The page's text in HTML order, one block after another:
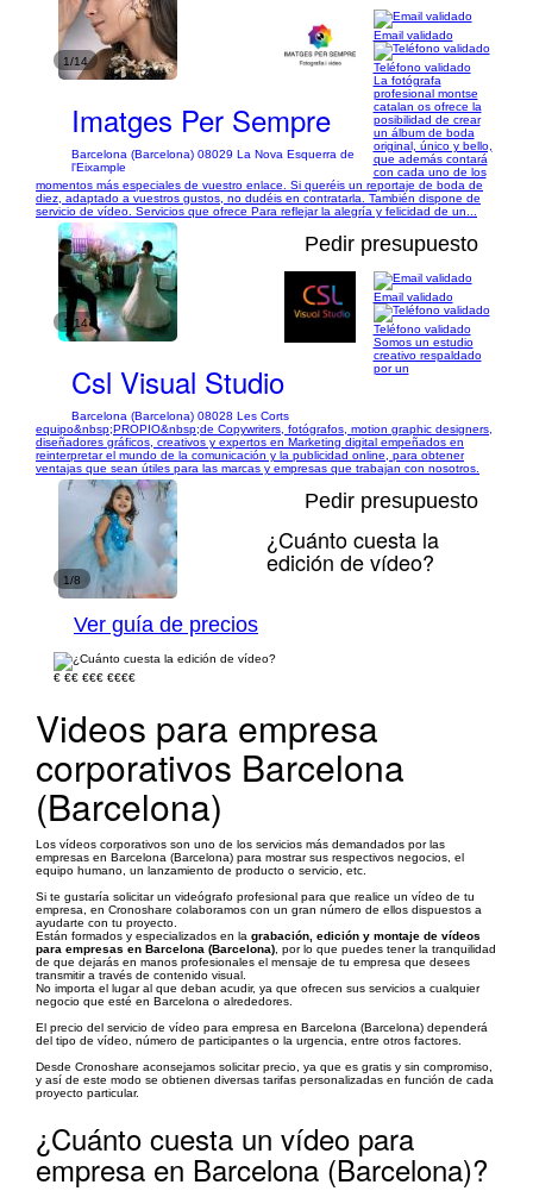
1/14
Imatges Per Sempre
Barcelona (Barcelona) 08029 La Nova Esquerra de
l'Eixample
Email validado
Teléfono validado
La fotógrafa
profesional montse
catalan os ofrece la
posibilidad de crear
un álbum de boda
original, único y bello,
que además contará
con cada uno de los
momentos más especiales de vuestro enlace. Si queréis un reportaje de boda de
diez, adaptado a vuestros gustos, no dudéis en contratarla. También dispone de
servicio de vídeo. Servicios que ofrece Para reflejar la alegría y felicidad de un...
1/14
Pedir presupuesto
Csl Visual Studio
Barcelona (Barcelona) 08028 Les Corts
Email validado
Teléfono validado
Somos un estudio
creativo respaldado
por un
equipo&nbsp;PROPIO&nbsp;de Copywriters, fotógrafos, motion graphic designers,
diseñadores gráficos, creativos y expertos en Marketing digital empeñados en
reinterpretar el mundo de la comunicación y la publicidad online, para obtener
ventajas que sean útiles para las marcas y empresas que trabajan con nosotros.
1/8
Pedir presupuesto
¿Cuánto cuesta la
edición de vídeo?
Ver guía de precios
€ €€ €€€ €€€€
Videos para empresa
corporativos Barcelona
(Barcelona)
Los vídeos corporativos son uno de los servicios más demandados por las
empresas en Barcelona (Barcelona) para mostrar sus respectivos negocios, el
equipo humano, un lanzamiento de producto o servicio, etc.
Si te gustaría solicitar un videógrafo profesional para que realice un vídeo de tu
empresa, en Cronoshare colaboramos con un gran número de ellos dispuestos a
ayudarte con tu proyecto.
Están formados y especializados en la grabación, edición y montaje de vídeos
para empresas en Barcelona (Barcelona) , por lo que puedes tener la tranquilidad
de que dejarás en manos profesionales el mensaje de tu empresa que desees
transmitir a través de contenido visual.
No importa el lugar al que deban acudir, ya que ofrecen sus servicios a cualquier
negocio que esté en Barcelona o alrededores.
El precio del servicio de vídeo para empresa en Barcelona (Barcelona) dependerá
del tipo de vídeo, número de participantes o la urgencia, entre otros factores.
Desde Cronoshare aconsejamos solicitar precio, ya que es gratis y sin compromiso,
y así de este modo se obtienen diversas tarifas personalizadas en función de cada
proyecto particular.
¿Cuánto cuesta un vídeo para
empresa en Barcelona (Barcelona)?